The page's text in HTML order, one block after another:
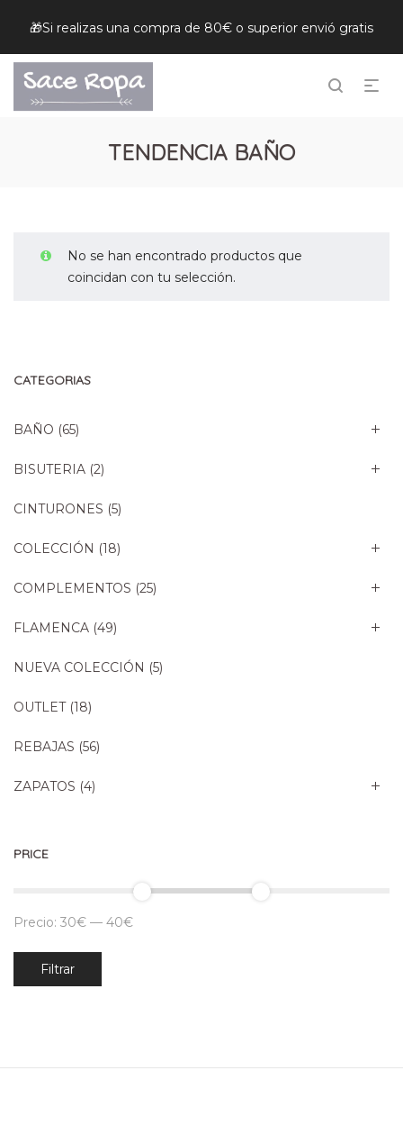
🎁Si realizas una compra de 80€ o superior envió gratis
TENDENCIA BAÑO
No se han encontrado productos que
coincidan con tu selección.
CATEGORIAS
BAÑO (65)
BISUTERIA (2)
CINTURONES (5)
COLECCIÓN (18)
COMPLEMENTOS (25)
FLAMENCA (49)
NUEVA COLECCIÓN (5)
OUTLET (18)
REBAJAS (56)
ZAPATOS (4)
PRICE
Precio
mínimo
Precio
máximo
Filtrar
Precio: 30€ — 40€